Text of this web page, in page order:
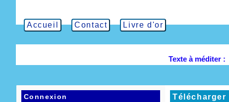
Accueil Contact Livre d'or
Texte à méditer :
Connexion Télécharger